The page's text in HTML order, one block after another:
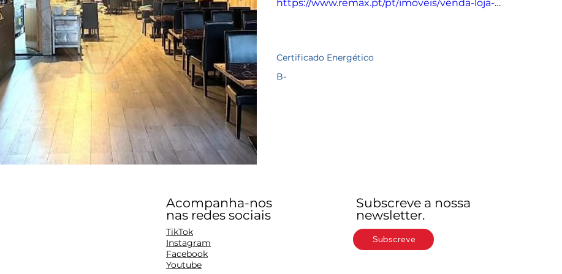
https://www.remax.pt/pt/imoveis/venda-loja-
Certificado Energético
B-
Acompanha-nos
nas redes sociais
TikTok
Instagram
Facebook
Youtube
Subscreve a nossa
newsletter.
Subscreve